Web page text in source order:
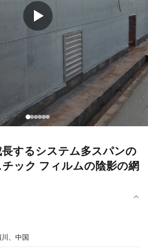
するシステム多スパンの
ック フィルムの陰影の網
川、中国